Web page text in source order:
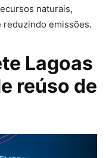
naturais,
reduzindo emissões.
Lagoas
reúso de